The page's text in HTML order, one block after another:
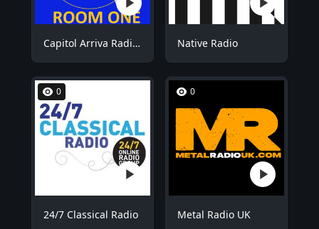
Capitol Arriva Radio ROOM1 Native Radio
0
24/7 Classical Radio
0
Metal Radio UK